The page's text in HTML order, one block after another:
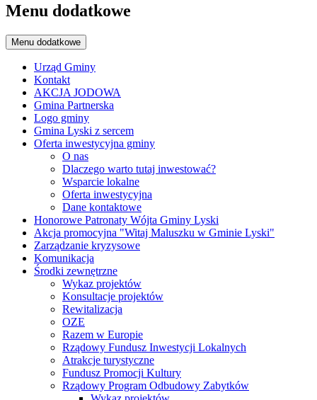
Menu dodatkowe
Menu dodatkowe
Urząd Gminy
Kontakt
AKCJA JODOWA
Gmina Partnerska
Logo gminy
Gmina Lyski z sercem
Oferta inwestycyjna gminy
O nas
Dlaczego warto tutaj inwestować?
Wsparcie lokalne
Oferta inwestycyjna
Dane kontaktowe
Honorowe Patronaty Wójta Gminy Lyski
Akcja promocyjna "Witaj Maluszku w Gminie Lyski"
Zarządzanie kryzysowe
Komunikacja
Środki zewnętrzne
Wykaz projektów
Konsultacje projektów
Rewitalizacja
OZE
Razem w Europie
Rządowy Fundusz Inwestycji Lokalnych
Atrakcje turystyczne
Fundusz Promocji Kultury
Rządowy Program Odbudowy Zabytków